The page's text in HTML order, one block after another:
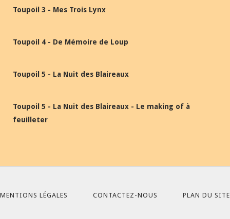
Toupoil 3 - Mes Trois Lynx
Toupoil 4 - De Mémoire de Loup
Toupoil 5 - La Nuit des Blaireaux
Toupoil 5 - La Nuit des Blaireaux - Le making of à
feuilleter
MENTIONS LÉGALES CONTACTEZ-NOUS PLAN DU SITE